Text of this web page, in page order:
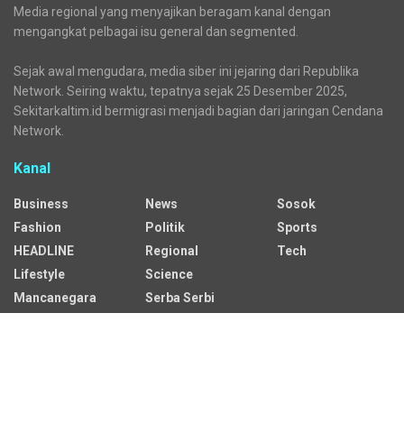
Media regional yang menyajikan beragam kanal dengan
mengangkat pelbagai isu general dan segmented.
Sejak awal mengudara, media siber ini jejaring dari Republika
Network. Seiring waktu, tepatnya sejak 25 Desember 2025,
Sekitarkaltim.id bermigrasi menjadi bagian dari jaringan Cendana
Network.
Kanal
Business
Fashion
HEADLINE
Lifestyle
Mancanegara
News
Politik
Regional
Science
Serba Serbi
Sosok
Sports
Tech